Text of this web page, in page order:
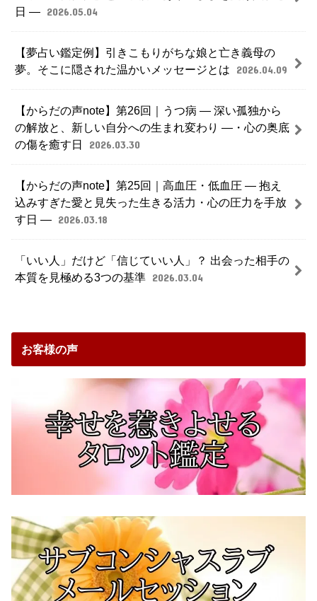
日 ― 2026.05.04
【夢占い鑑定例】引きこもりがちな娘と亡き義母の
夢。そこに隠された温かいメッセージとは
2026.04.09
【からだの声note】第26回｜うつ病 ― 深い孤独から
の解放と、新しい自分への生まれ変わり ―・心の奥底
の傷を癒す日
2026.03.30
【からだの声note】第25回｜高血圧・低血圧 ― 抱え
込みすぎた愛と見失った生きる活力・心の圧力を手放
す日 ― 2026.03.18
「いい人」だけど「信じていい人」？ 出会った相手の
本質を見極める3つの基準 2026.03.04
お客様の声